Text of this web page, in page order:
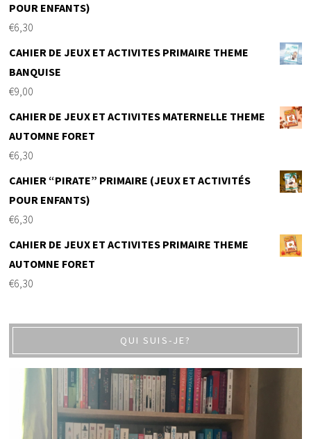
POUR ENFANTS)
€6,30
CAHIER DE JEUX ET ACTIVITES PRIMAIRE THEME
BANQUISE
€9,00
CAHIER DE JEUX ET ACTIVITES MATERNELLE THEME
AUTOMNE FORET
€6,30
CAHIER “PIRATE” PRIMAIRE (JEUX ET ACTIVITÉS
POUR ENFANTS)
€6,30
CAHIER DE JEUX ET ACTIVITES PRIMAIRE THEME
AUTOMNE FORET
€6,30
QUI SUIS-JE?